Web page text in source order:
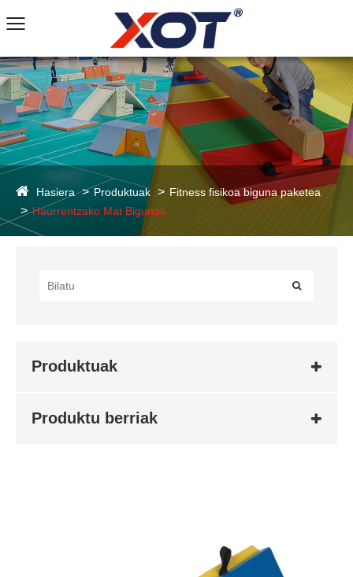
Hasiera Produktuak
Fitness fisikoa biguna paketea
Haurrentzako Mat Bigunak
Produktuak
Produktu berriak